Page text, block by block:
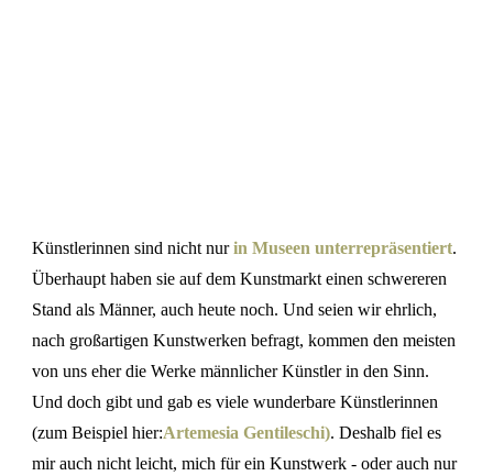
Künstlerinnen sind nicht nurin Museen unterrepräsentiert.
Überhaupt haben sie auf dem Kunstmarkt einen schwereren
Stand als Männer, auch heute noch. Und seien wir ehrlich,
nach großartigen Kunstwerken befragt, kommen den meisten
von uns eher die Werke männlicher Künstler in den Sinn.
Und doch gibt und gab es viele wunderbare Künstlerinnen
(zum Beispiel hier:Artemesia Gentileschi). Deshalb fiel es
mir auch nicht leicht, mich für ein Kunstwerk - oder auch nur